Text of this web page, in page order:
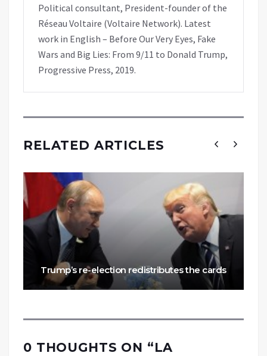
Political consultant, President-founder of the
Réseau Voltaire (Voltaire Network). Latest
work in English – Before Our Very Eyes, Fake
Wars and Big Lies: From 9/11 to Donald Trump,
Progressive Press, 2019.
RELATED ARTICLES
Trump’s re-election redistributes the cards
0 THOUGHTS ON “LA